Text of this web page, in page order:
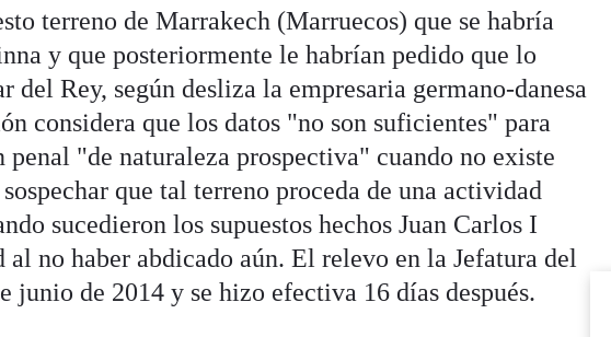
terreno de Marrakech (Marruecos) que se habría
y que posteriormente le habrían pedido que lo
Rey, según desliza la empresaria germano-danesa
considera que los datos "no son suficientes" para
"de naturaleza prospectiva" cuando no existe
que tal terreno proceda de una actividad
sucedieron los supuestos hechos Juan Carlos I
no haber abdicado aún. El relevo en la Jefatura del
junio de 2014 y se hizo efectiva 16 días después.